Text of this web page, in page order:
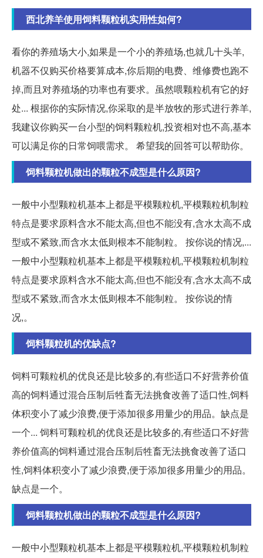
西北养羊使用饲料颗粒机实用性如何?
看你的养殖场大小,如果是一个小的养殖场,也就几十头羊,
机器不仅购买价格要算成本,你后期的电费、维修费也跑不
掉,而且对养殖场的功率也有要求。虽然喂颗粒机有它的好
处... 根据你的实际情况,你采取的是半放牧的形式进行养羊,
我建议你购买一台小型的饲料颗粒机,投资相对也不高,基本
可以满足你的日常饲喂需求。 希望我的回答可以帮助你。
饲料颗粒机做出的颗粒不成型是什么原因?
一般中小型颗粒机基本上都是平模颗粒机,平模颗粒机制粒
特点是要求原料含水不能太高,但也不能没有,含水太高不成
型或不紧致,而含水太低则根本不能制粒。 按你说的情况,...
一般中小型颗粒机基本上都是平模颗粒机,平模颗粒机制粒
特点是要求原料含水不能太高,但也不能没有,含水太高不成
型或不紧致,而含水太低则根本不能制粒。 按你说的情
况,。
饲料颗粒机的优缺点?
饲料可颗粒机的优良还是比较多的,有些适口不好营养价值
高的饲料通过混合压制后牲畜无法挑食改善了适口性,饲料
体积变小了减少浪费,便于添加很多用量少的用品。缺点是
一个... 饲料可颗粒机的优良还是比较多的,有些适口不好营
养价值高的饲料通过混合压制后牲畜无法挑食改善了适口
性,饲料体积变小了减少浪费,便于添加很多用量少的用品。
缺点是一个。
饲料颗粒机做出的颗粒不成型是什么原因?
一般中小型颗粒机基本上都是平模颗粒机,平模颗粒机制粒